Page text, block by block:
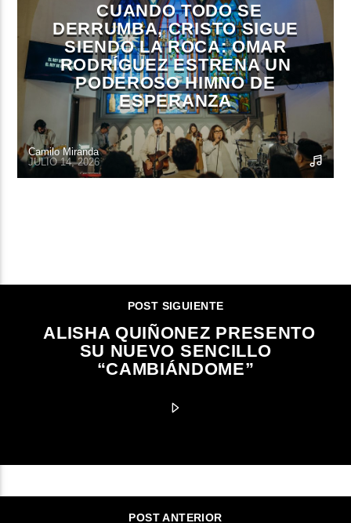
CUANDO TODO SE
DERRUMBA, CRISTO SIGUE
SIENDO LA ROCA: OMAR
RODRÍGUEZ ESTRENA UN
PODEROSO HIMNO DE
ESPERANZA
Camilo Miranda
JULIO 14, 2026
POST SIGUIENTE
ALISHA QUIÑONEZ PRESENTO
SU NUEVO SENCILLO
“CAMBIÁNDOME”
POST ANTERIOR